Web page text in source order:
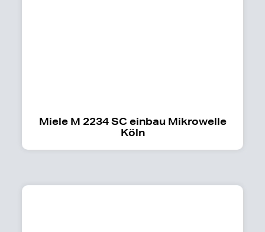
Miele M 2234 SC einbau Mikrowelle
Köln